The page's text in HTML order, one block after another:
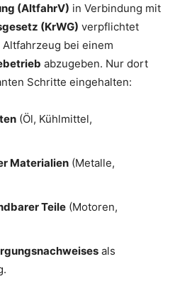
(AltfahrV) in Verbindung mit
(KrWG) verpflichtet
bei einem
abzugeben. Nur dort
Schritte eingehalten:
(Öl, Kühlmittel,
Materialien (Metalle,
Teile (Motoren,
als